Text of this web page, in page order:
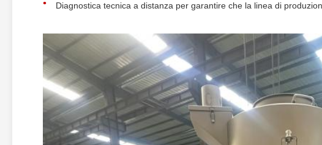
Diagnostica tecnica a distanza per garantire che la linea di